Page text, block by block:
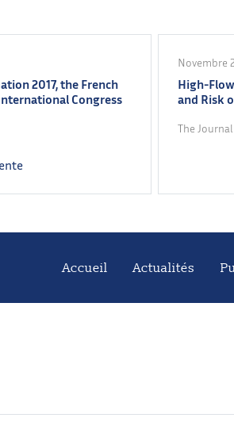
2017, the French
Congress
Novembre
High-
and Risk
The
Accueil Actualités